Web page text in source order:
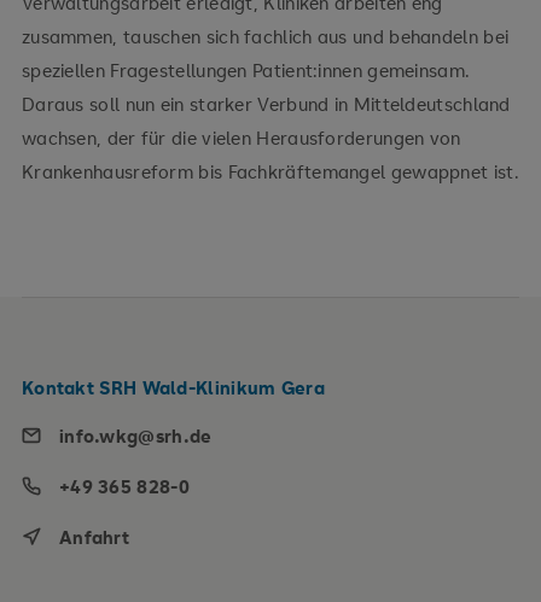
zusammen, tauschen sich fachlich aus und behandeln bei
speziellen Fragestellungen Patient:innen gemeinsam.
Daraus soll nun ein starker Verbund in Mitteldeutschland
wachsen, der für die vielen Herausforderungen von
Krankenhausreform bis Fachkräftemangel gewappnet ist.
Kontakt SRH Wald-Klinikum Gera
info.wkg@srh.de
+49 365 828-0
Anfahrt